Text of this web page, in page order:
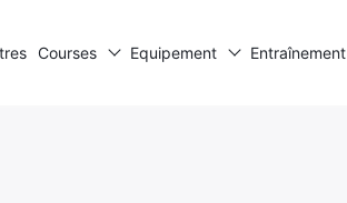
Courses Equipement Entraînement